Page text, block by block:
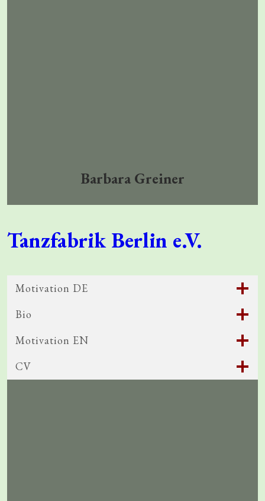
Barbara Greiner
Tanzfabrik Berlin e.V.
Motivation DE
Bio
Motivation EN
CV